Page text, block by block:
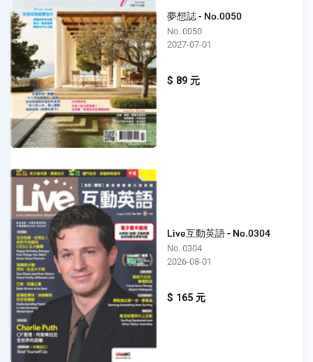
夢想誌 - No.0050
No. 0050
2027-07-01
$ 89 元
Live互動英語 - No.0304
No. 0304
2026-08-01
$ 165 元